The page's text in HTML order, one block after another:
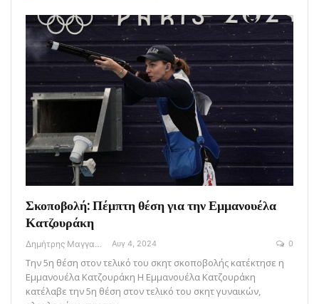
Σκοποβολή: Πέμπτη θέση για την Εμμανουέλα
Κατζουράκη
Δημήτρης Μαγγανάρης Αυγ 4, 2024 0
Την 5η θέση στον τελικό του σκητ σκοποβολής κατέκτησε η
Εμμανουέλα Κατζουράκη Η Εμμανουέλα Κατζουράκη
κατέλαβε την 5η θέση στον τελικό του σκητ γυναικών,